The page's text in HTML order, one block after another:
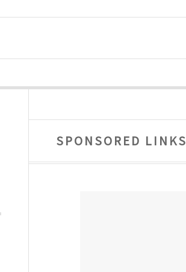
SPONSORED LINKS